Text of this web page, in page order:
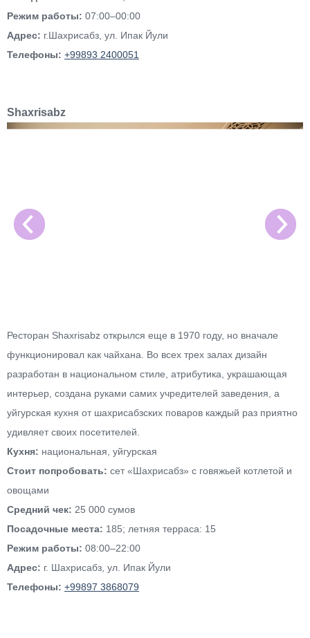
Режим работы: 07:00–00:00
Адрес: г.Шахрисабз, ул. Ипак Йули
Телефоны: +99893 2400051
Shaxrisabz
Ресторан Shaxrisabz открылся еще в 1970 году, но вначале
функционировал как чайхана. Во всех трех залах дизайн
разработан в национальном стиле, атрибутика, украшающая
интерьер, создана руками самих учредителей заведения, а
уйгурская кухня от шахрисабзских поваров каждый раз приятно
удивляет своих посетителей.
Кухня: национальная, уйгурская
Стоит попробовать: сет «Шахрисабз» с говяжьей котлетой и
овощами
Средний чек: 25 000 сумов
Посадочные места: 185; летняя терраса: 15
Режим работы: 08:00–22:00
Адрес: г. Шахрисабз, ул. Ипак Йули
Телефоны: +99897 3868079